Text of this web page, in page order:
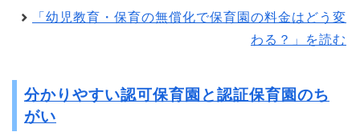
「幼児教育・保育の無償化で保育園の料金はどう変
わる？」を読む
分かりやすい認可保育園と認証保育園のち
がい